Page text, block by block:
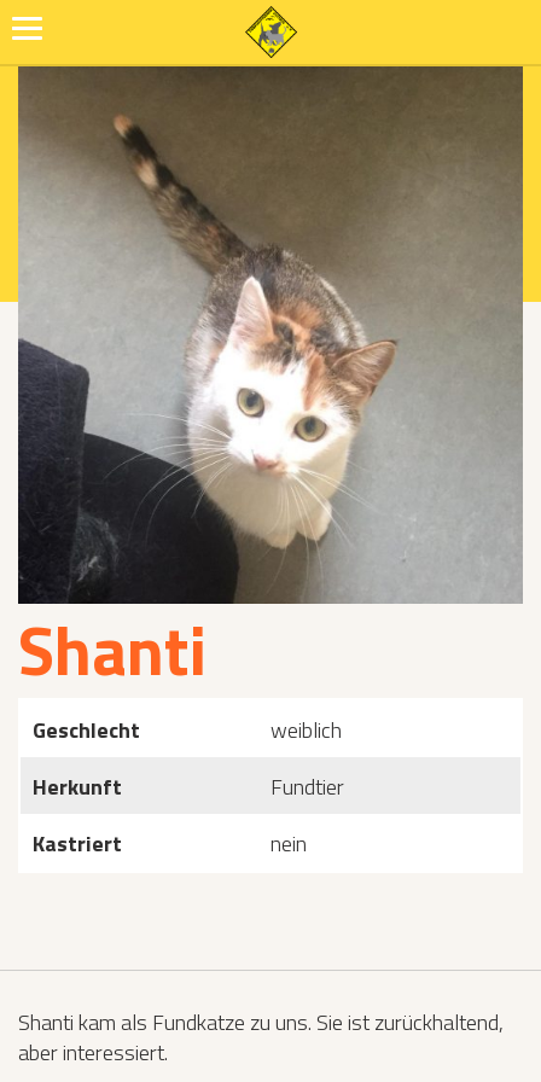
Shanti
Geschlecht
weiblich
Herkunft
Fundtier
Kastriert
nein
Shanti kam als Fundkatze zu uns. Sie ist zurückhaltend,
aber interessiert.